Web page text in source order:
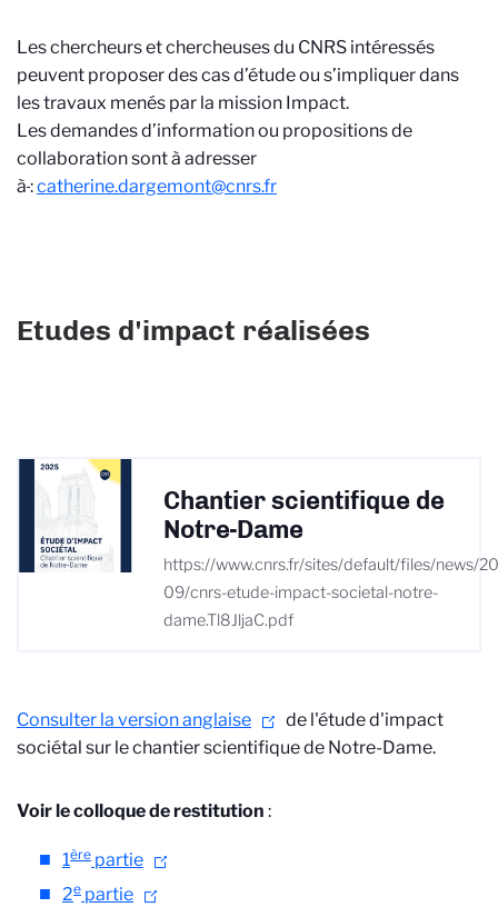
Les chercheurs et chercheuses du CNRS intéressés
peuvent proposer des cas d’étude ou s’impliquer dans
les travaux menés par la mission Impact.
Les demandes d’information ou propositions de
collaboration sont à adresser
à :catherine.dargemont@cnrs.fr
Etudes d'impact réalisées
Chantier scientifique de
Notre-Dame
https://www.cnrs.fr/sites/default/files/news/
09/cnrs-etude-impact-societal-notre-
dame.Tl8JljaC.pdf
Consulter la version anglaise
de l'étude d'impact
sociétal sur le chantier scientifique de Notre-Dame.
Voir le colloque de restitution :
1ère partie
2e partie